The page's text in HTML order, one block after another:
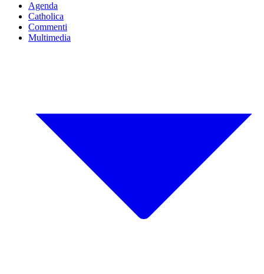
Agenda
Catholica
Commenti
Multimedia